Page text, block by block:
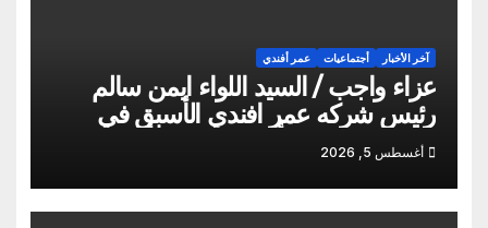
آخر الأخبار أجتماعيات عمر أفندي
عزاء واجب / السيد اللواء ايمن سالم
رئيس شركه عمر افندي الأسبق في
وفاه المغفور له أخو سيادته م أيمن سالم
أغسطس 5, 2026